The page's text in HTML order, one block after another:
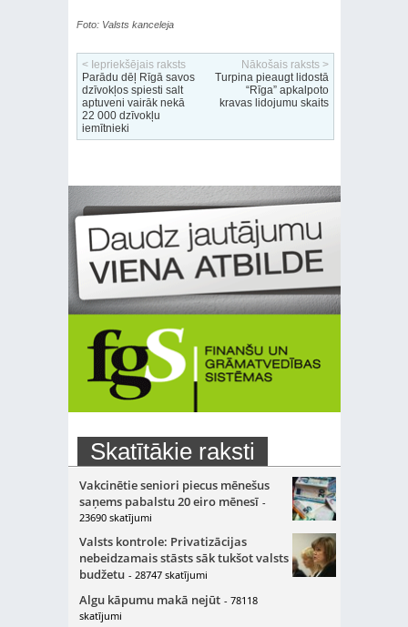
Foto: Valsts kanceleja
< Iepriekšējais raksts
Parādu dēļ Rīgā savos
dzīvokļos spiesti salt
aptuveni vairāk nekā
22 000 dzīvokļu
iemītnieki
Nākošais raksts >
Turpina pieaugt lidostā
“Rīga” apkalpoto
kravas lidojumu skaits
Skatītākie raksti
Vakcinētie seniori piecus mēnešus
saņems pabalstu 20 eiro mēnesī -
23690 skatījumi
Valsts kontrole: Privatizācijas
nebeidzamais stāsts sāk tukšot valsts
budžetu - 28747 skatījumi
Algu kāpumu makā nejūt - 78118
skatījumi